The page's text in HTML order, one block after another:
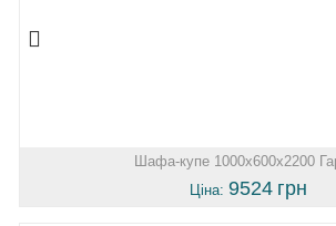
Шафа-купе 1000х600х2200
Ціна: 9524 грн